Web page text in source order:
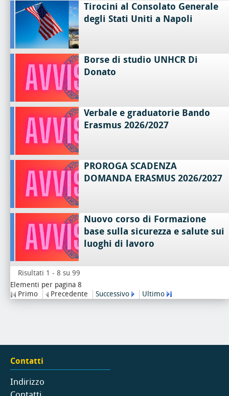
Tirocini al Consolato Generale
degli Stati Uniti a Napoli
Borse di studio UNHCR Di
Donato
Verbale e graduatorie Bando
Erasmus 2026/2027
PROROGA SCADENZA
DOMANDA ERASMUS 2026/2027
Nuovo corso di Formazione
base sulla sicurezza e salute sui
luoghi di lavoro
Risultati 1 - 8 su 99
Elementi per pagina 8
Primo
Precedente Successivo Ultimo
Contatti
Indirizzo